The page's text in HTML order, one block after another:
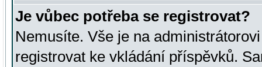
Je vůbec potřeba se registrovat?
Nemusíte. Vše je na
registrovat ke vkládání příspěvků.